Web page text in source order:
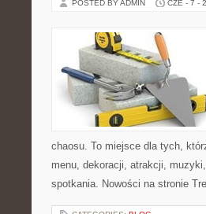
POSTED BY ADMIN CZE - 7 -
chaosu. To miejsce dla tych,
menu, dekoracji, atrakcji,
spotkania. Nowości na stronie